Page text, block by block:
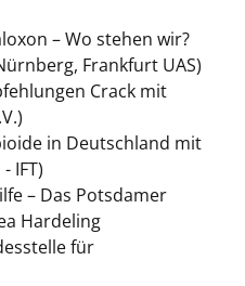
– Wo stehen wir?
Frankfurt UAS)
Crack mit
in Deutschland mit
IFT)
– Das Potsdamer
Hardeling
für